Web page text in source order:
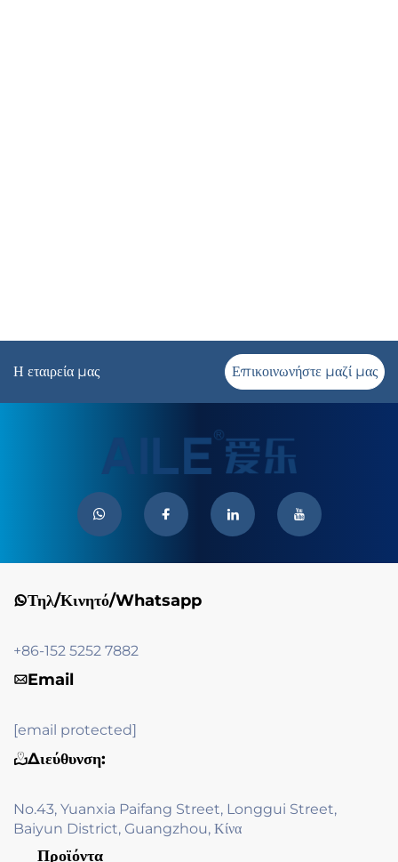
Η εταιρεία μας Επικοινωνήστε μαζί μας
Τηλ/Κινητό/Whatsapp
+86-152 5252 7882
Email
[email protected]
Διεύθυνση:
No.43, Yuanxia Paifang Street, Longgui Street,
Baiyun District, Guangzhou, Κίνα
Προϊόντα